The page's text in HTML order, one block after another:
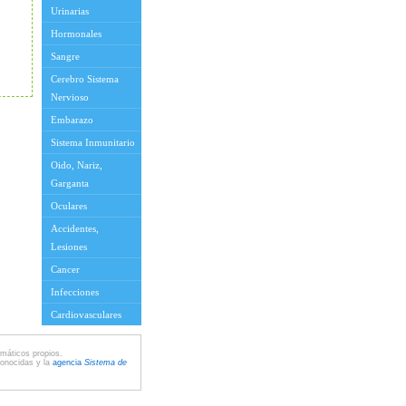
Urinarias
Hormonales
Sangre
Cerebro Sistema
Nervioso
Embarazo
Sistema Inmunitario
Oido, Nariz,
Garganta
Oculares
Accidentes,
Lesiones
Cancer
Infecciones
Cardiovasculares
propios.
y la agencia Sistema de